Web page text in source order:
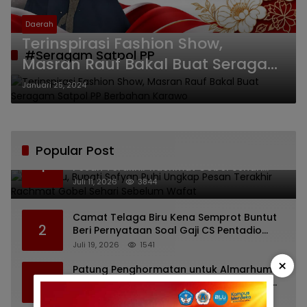
#Seragam Satpol PP
Daerah
Terinspirasi Fashion Show,
Masran Rauf Bakal Buat Seragam
Satpol PP Berbahan Karawo
Januari 25, 2024
Popular Post
1
Bikin Haru, Bupati Sofyan Puhi Ungkap
Pesan Terakhir Rachmat Gobel Sehari
Sebelum Wafat
Juli 11, 2026 3844
2
Camat Telaga Biru Kena Semprot Buntut
Beri Pernyataan Soal Gaji CS Pentadio
Barat yang Nunggak
Juli 19, 2026 1541
3
Patung Penghormatan untuk Almarhum
Rachmat Gobel Digagas, Ini Tiga Lokasi
×